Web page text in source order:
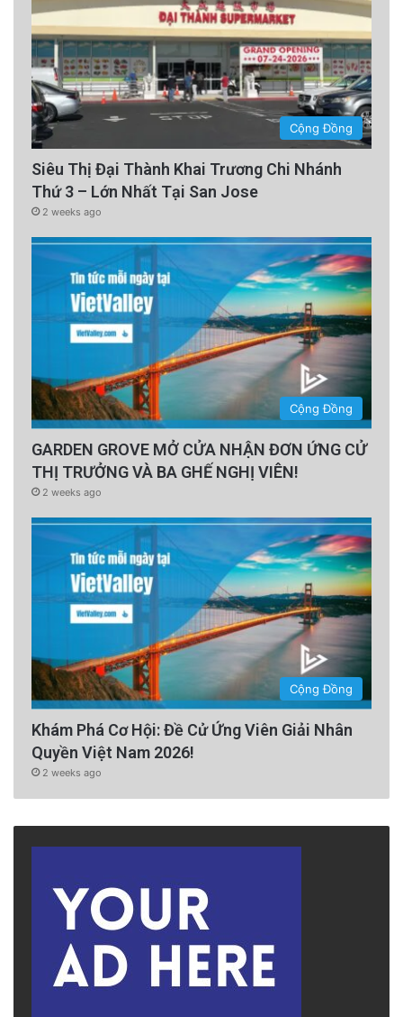
Cộng Đồng
Siêu Thị Đại Thành Khai Trương Chi Nhánh
Thứ 3 – Lớn Nhất Tại San Jose
2 weeks ago
Cộng Đồng
GARDEN GROVE MỞ CỬA NHẬN ĐƠN ỨNG CỬ
THỊ TRƯỞNG VÀ BA GHẾ NGHỊ VIÊN!
2 weeks ago
Cộng Đồng
Khám Phá Cơ Hội: Đề Cử Ứng Viên Giải Nhân
Quyền Việt Nam 2026!
2 weeks ago